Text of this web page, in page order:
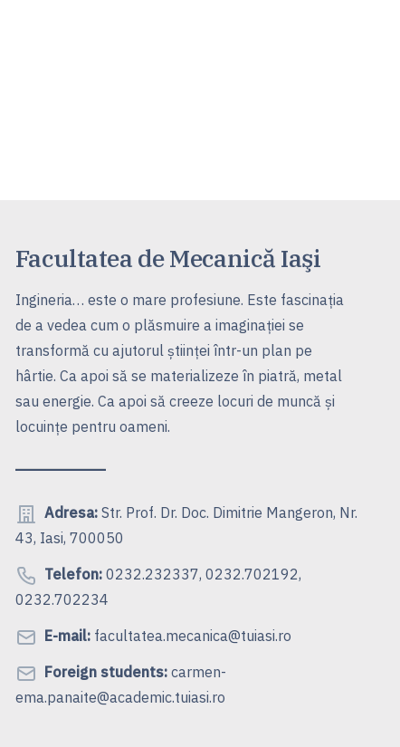
Facultatea de Mecanică Iaşi
Ingineria… este o mare profesiune. Este fascinaţia
de a vedea cum o plăsmuire a imaginaţiei se
transformă cu ajutorul ştiinţei într-un plan pe
hârtie. Ca apoi să se materializeze în piatră, metal
sau energie. Ca apoi să creeze locuri de muncă şi
locuinţe pentru oameni.
Adresa:Str. Prof. Dr. Doc. Dimitrie Mangeron, Nr.
43, Iasi, 700050
Telefon:0232.232337, 0232.702192,
0232.702234
E-mail:facultatea.mecanica@tuiasi.ro
Foreign students:carmen-
ema.panaite@academic.tuiasi.ro